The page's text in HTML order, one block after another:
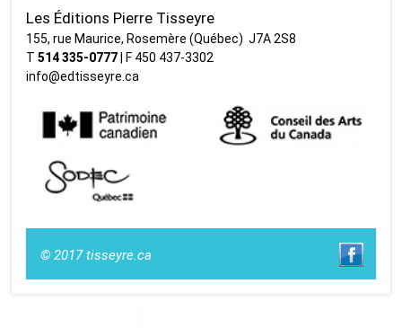
Les Éditions Pierre Tisseyre
155, rue Maurice, Rosemère (Québec) J7A 2S8
T514 335‑0777 | F 450 437‑3302
info@edtisseyre.ca
© 2017 tisseyre.ca